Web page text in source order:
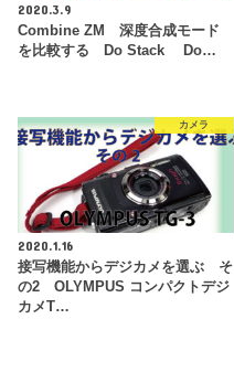
2020.3.9
Combine ZM 深度合成モード
を比較する Do Stack Do…
カメラ
2020.1.16
接写機能からデジカメを選ぶ そ
の2 OLYMPUS コンパクトデジ
カメT…